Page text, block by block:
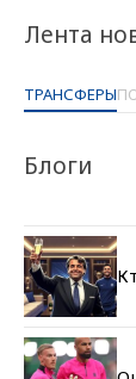
Лента
ТРАНСФЕРЫ
Блоги